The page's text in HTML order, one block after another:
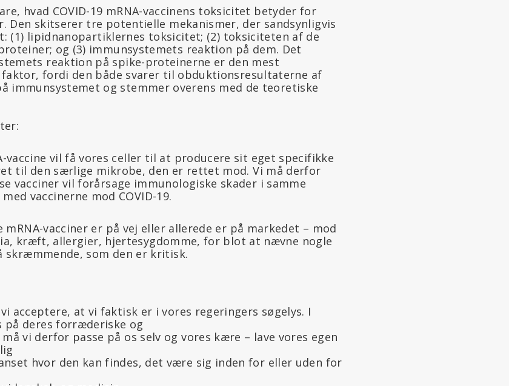
hvad COVID-19 mRNA-vaccinens toksicitet betyder for
Den skitserer tre potentielle mekanismer, der sandsynligvis
(1) lipidnanopartiklernes toksicitet; (2) toksiciteten af de
og (3) immunsystemets reaktion på dem. Det
reaktion på spike-proteinerne er den mest
fordi den både svarer til obduktionsresultaterne af
immunsystemet og stemmer overens med de teoretiske
vaccine vil få vores celler til at producere sit eget specifikke
til den særlige mikrobe, den er rettet mod. Vi må derfor
vacciner vil forårsage immunologiske skader i samme
vaccinerne mod COVID-19.
vacciner er på vej eller allerede er på markedet – mod
kræft, allergier, hjertesygdomme, for blot at nævne nogle
skræmmende, som den er kritisk.
acceptere, at vi faktisk er i vores regeringers søgelys. I
deres forræderiske og
vi derfor passe på os selv og vores kære – lave vores egen
hvor den kan findes, det være sig inden for eller uden for